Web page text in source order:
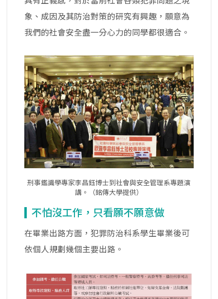
象、成因及其防治對策的研究有興趣，願意為
我們的社會安全盡一分心力的同學都很適合。
刑事鑑識學專家李昌鈺博士到社會與安全管理系專題演
講。（銘傳大學提供）
不怕沒工作，只看願不願意做
在畢業出路方面，犯罪防治科系學生畢業後可
依個人規劃幾個主要出路。